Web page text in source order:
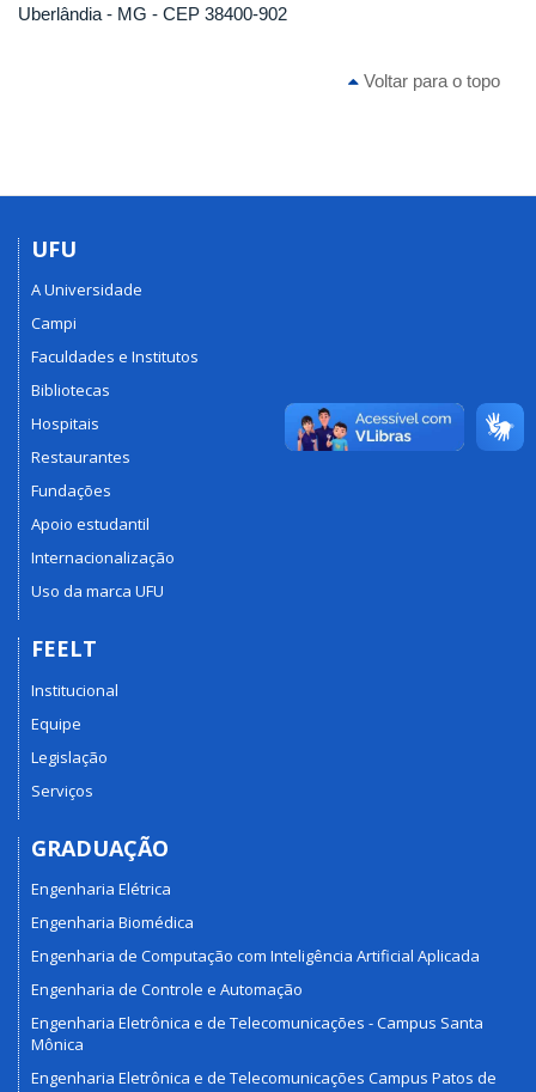
Uberlândia - MG - CEP 38400-902
Voltar para o topo
UFU
A Universidade
Campi
Faculdades e Institutos
Bibliotecas
Hospitais
Restaurantes
Fundações
Apoio estudantil
Internacionalização
Uso da marca UFU
FEELT
Institucional
Equipe
Legislação
Serviços
GRADUAÇÃO
Engenharia Elétrica
Engenharia Biomédica
Engenharia de Computação com Inteligência Artificial Aplicada
Engenharia de Controle e Automação
Engenharia Eletrônica e de Telecomunicações - Campus Santa
Mônica
Engenharia Eletrônica e de Telecomunicações Campus Patos de